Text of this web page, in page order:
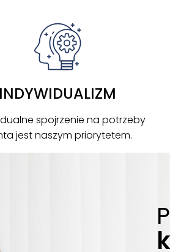
INDYWIDUALIZM
spojrzenie na potrzeby
jest naszym priorytetem.